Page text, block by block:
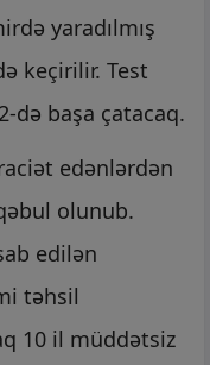
yaradılmış
keçirilir. Test
də başa çatacaq.
edənlərdən
olunub.
edilən
təhsil
10 il müddətsiz